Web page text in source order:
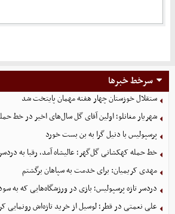
سرخط خبرها
ستقلال خوزستان چهار هفته مهمان پایتخت شد
شهریار مغانلو؛ اولین آقای گل سال‌های اخیر در خط
پرسپولیس با دنیل گرا به بن بست خورد
خط حمله کهکشانی گل‌گهر؛ عالیشاه آمد، رقبا به
مهدی کریمیان: برای خدمت به سپاهان برگشتم
دردسر تازه پرسپولیس؛ بازی در ورزشگاه‌هایی که
علی نعمتی در قطر؛ لوسیل از خرید تازه‌اش رونمایی